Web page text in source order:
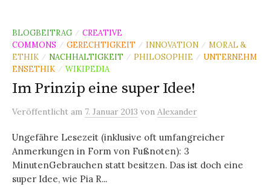
BLOGBEITRAG / CREATIVE
COMMONS
/ GERECHTIGKEIT / INNOVATION / MORAL &
ETHIK / NACHHALTIGKEIT / PHILOSOPHIE / UNTERNEHM
ENSETHIK / WIKIPEDIA
Im Prinzip eine super Idee!
Veröffentlicht am 7. Januar 2013 von Alexander
Ungefähre Lesezeit (inklusive oft umfangreicher
Anmerkungen in Form von Fußnoten): 3
MinutenGebrauchen statt besitzen. Das ist doch eine
super Idee, wie Pia R...